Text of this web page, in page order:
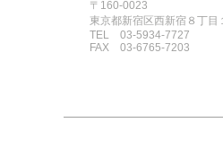
〒160-0023
東京都新宿区西新宿８丁
TEL 03-5934-7727
FAX 03-6765-7203